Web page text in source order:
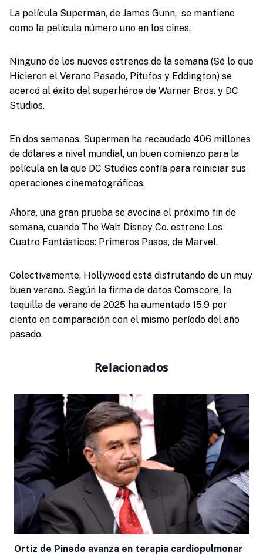
La película Superman, de James Gunn, se mantiene
como la película número uno en los cines.
Ninguno de los nuevos estrenos de la semana (Sé lo que
Hicieron el Verano Pasado, Pitufos y Eddington) se
acercó al éxito del superhéroe de Warner Bros. y DC
Studios.
En dos semanas, Superman ha recaudado 406 millones
de dólares a nivel mundial, un buen comienzo para la
película en la que DC Studios confía para reiniciar sus
operaciones cinematográficas.
Ahora, una gran prueba se avecina el próximo fin de
semana, cuando The Walt Disney Co. estrene Los
Cuatro Fantásticos: Primeros Pasos, de Marvel.
Colectivamente, Hollywood está disfrutando de un muy
buen verano. Según la firma de datos Comscore, la
taquilla de verano de 2025 ha aumentado 15.9 por
ciento en comparación con el mismo período del año
pasado.
Relacionados
Ortiz de Pinedo avanza en terapia cardiopulmonar